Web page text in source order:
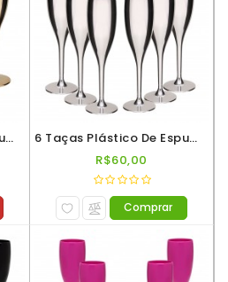
6 Taças Plástico De Espumante Roder 180ml Metaliz Dourada
6 Taças Plástico De Espumante Roder 180ml Metaliz Prata
R$60,00
Comprar